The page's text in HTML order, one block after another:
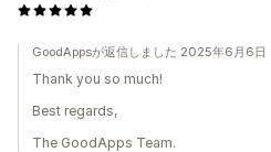
GoodAppsが返信しました 2025年6月6日
Thank you so much!
Best regards,
The GoodApps Team.